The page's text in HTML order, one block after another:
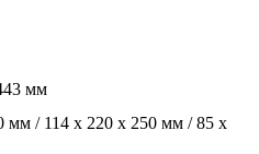
мм
мм / 114 х 220 х 250 мм / 85 х